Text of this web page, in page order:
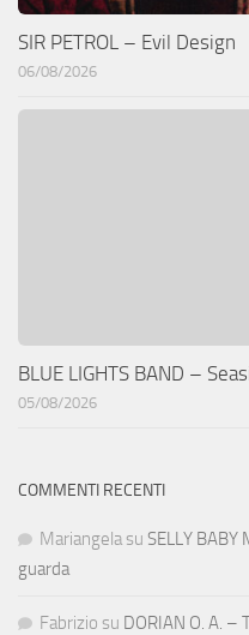
SIR PETROL – Evil Design
06/08/2026
BLUE LIGHTS BAND –
05/08/2026
COMMENTI RECENTI
Mariangela su SELLY BABY
guarda
Fabrizio su DORIAN O. A. –